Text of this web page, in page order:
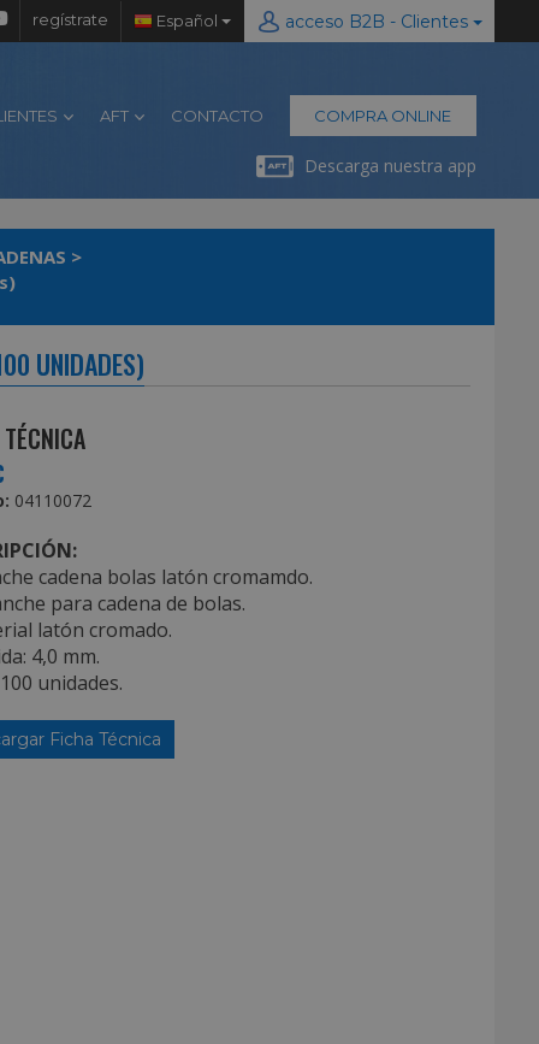
regístrate Español acceso B2B - Clientes
AFT CONTACTO COMPRA ONLINE
Descarga nuestra app
>
UNIDADES)
04110072
cadena bolas latón cromamdo.
para cadena de bolas.
latón cromado.
4,0 mm.
unidades.
Ficha Técnica